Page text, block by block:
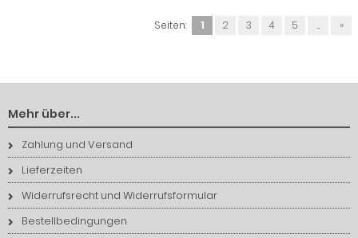
Seiten: 1 2 3 4 5 ... »
Mehr über...
Zahlung und Versand
Lieferzeiten
Widerrufsrecht und Widerrufsformular
Bestellbedingungen